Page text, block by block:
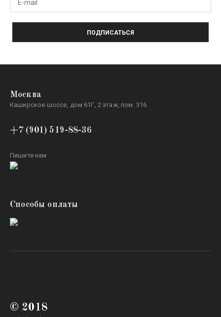
ПОДПИСАТЬСЯ
Москва
Каширское шоссе, дом 61Г, 2 этаж, пом. 316
+7 (901) 519-88-36
Пишите нам
Способы оплаты
© 2018